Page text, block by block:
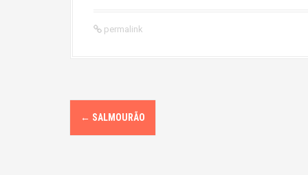
permalink
P
o
← SALMOURÃO